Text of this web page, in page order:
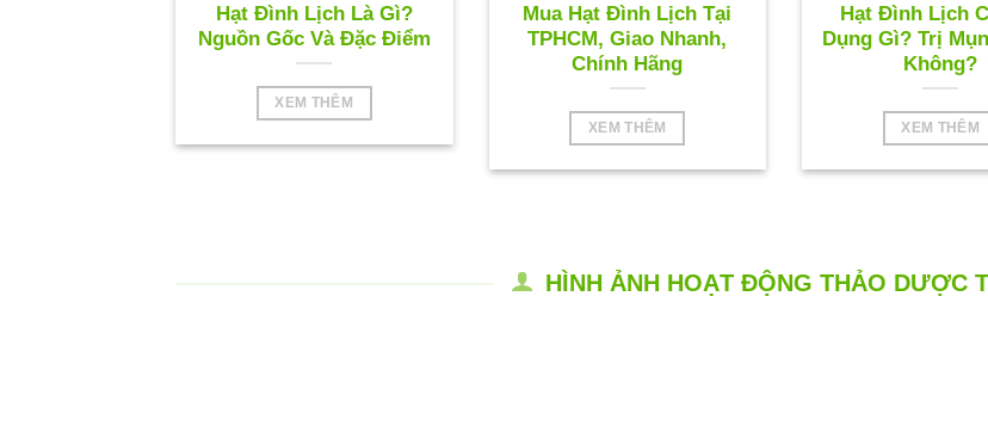
Hạt Đình Lịch Là Gì?
Nguồn Gốc Và Đặc Điểm
XEM THÊM
Mua Hạt Đình Lịch Tại
TPHCM, Giao Nhanh,
Chính Hãng
XEM THÊM
Hạt Đình Lịch
Dụng Gì? Trị
Không?
XEM THÊM
HÌNH ẢNH HOẠT ĐỘNG THẢO DƯỢC